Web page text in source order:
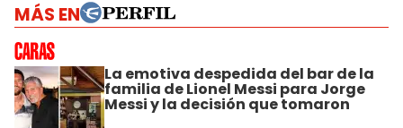
MÁS EN
La emotiva despedida del bar de la
familia de Lionel Messi para Jorge
Messi y la decisión que tomaron